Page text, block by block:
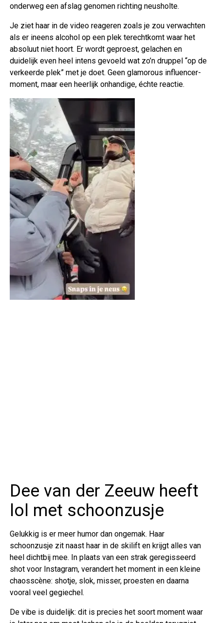
onderweg een afslag genomen richting neusholte.
Je ziet haar in de video reageren zoals je zou verwachten
als er ineens alcohol op een plek terechtkomt waar het
absoluut niet hoort. Er wordt geproest, gelachen en
duidelijk even heel intens gevoeld wat zo’n druppel “op de
verkeerde plek” met je doet. Geen glamorous influencer-
moment, maar een heerlijk onhandige, échte reactie.
Dee van der Zeeuw heeft
lol met schoonzusje
Gelukkig is er meer humor dan ongemak. Haar
schoonzusje zit naast haar in de skilift en krijgt alles van
heel dichtbij mee. In plaats van een strak geregisseerd
shot voor Instagram, verandert het moment in een kleine
chaosscène: shotje, slok, misser, proesten en daarna
vooral veel gegiechel.
De vibe is duidelijk: dit is precies het soort moment waar